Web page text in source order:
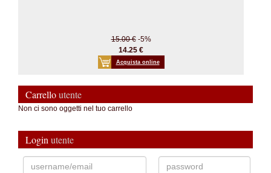
15.00 €-5%
14.25 €
Acquista online
Carrelloutente
Non ci sono oggetti nel tuo carrello
Login utente